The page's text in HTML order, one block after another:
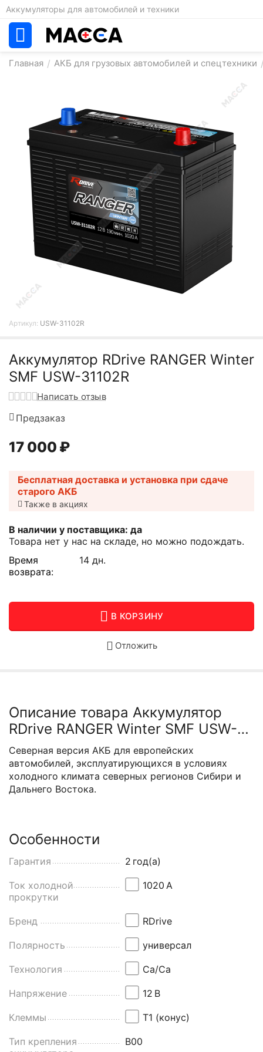
Аккумуляторы для автомобилей и техники
Главная / АКБ для грузовых автомобилей и спецтехники
Артикул: USW-31102R
Аккумулятор RDrive RANGER Winter
SMF USW-31102R
Написать отзыв
Предзаказ
17 000 ₽
Бесплатная доставка и установка при сдаче
старого АКБ
Также в акциях
В наличии у поставщика: да
Товара нет у нас на складе, но можно подождать.
Время
возврата:
14 дн.
В КОРЗИНУ
Отложить
Описание товара Аккумулятор
RDrive RANGER Winter SMF USW-
31102R
Северная версия АКБ для европейских
автомобилей, эксплуатирующихся в условиях
холодного климата северных регионов Сибири и
Дальнего Востока.
Особенности
Гарантия 2 год(а)
Ток холодной
прокрутки
1020 А
Бренд RDrive
Полярность универсал
Технология Ca/Ca
Напряжение 12 В
Клеммы Т1 (конус)
Тип крепления
B00